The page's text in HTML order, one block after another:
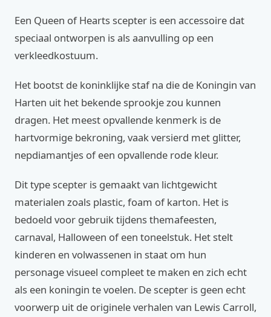
Een Queen of Hearts scepter is een accessoire dat
speciaal ontworpen is als aanvulling op een
verkleedkostuum.
Het bootst de koninklijke staf na die de Koningin van
Harten uit het bekende sprookje zou kunnen
dragen. Het meest opvallende kenmerk is de
hartvormige bekroning, vaak versierd met glitter,
nepdiamantjes of een opvallende rode kleur.
Dit type scepter is gemaakt van lichtgewicht
materialen zoals plastic, foam of karton. Het is
bedoeld voor gebruik tijdens themafeesten,
carnaval, Halloween of een toneelstuk. Het stelt
kinderen en volwassenen in staat om hun
personage visueel compleet te maken en zich echt
als een koningin te voelen. De scepter is geen echt
voorwerp uit de originele verhalen van Lewis Carroll,